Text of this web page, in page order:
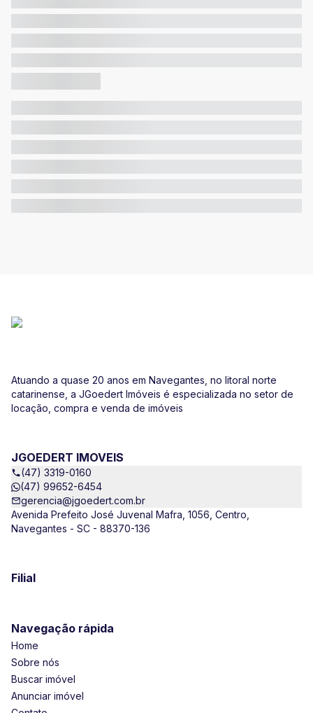
Atuando a quase 20 anos em Navegantes, no litoral norte
catarinense, a JGoedert Imóveis é especializada no setor de
locação, compra e venda de imóveis
JGOEDERT IMOVEIS
(47) 3319-0160
(47) 99652-6454
gerencia@jgoedert.com.br
Avenida Prefeito José Juvenal Mafra, 1056, Centro,
Navegantes - SC - 88370-136
Filial
Navegação rápida
Home
Sobre nós
Buscar imóvel
Anunciar imóvel